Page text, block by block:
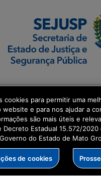
Digital
cookies para permitir uma
website e para nos ajudar a
são mais úteis e
Decreto Estadual 15.572/
do Estado de Mato
de cookies